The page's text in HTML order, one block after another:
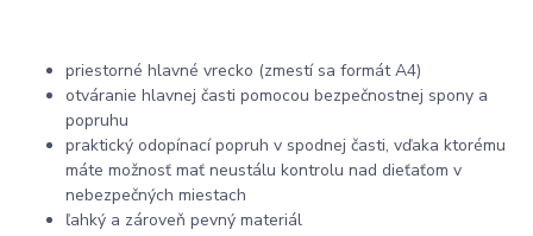
priestorné hlavné vrecko (zmestí sa formát A4)
otváranie hlavnej časti pomocou bezpečnostnej spony a
popruhu
praktický odopínací popruh v spodnej časti, vďaka ktorému
máte možnosť mať neustálu kontrolu nad dieťaťom v
nebezpečných miestach
ľahký a zároveň pevný materiál